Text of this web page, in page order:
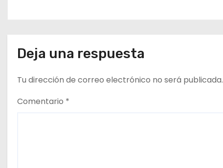
d
a
s
Deja una respuesta
Tu dirección de correo electrónico no será publicada.
Comentario *